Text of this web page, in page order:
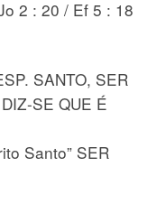
2 : 20 / Ef 5 : 18
SANTO, SER
SE QUE É
Santo” SER